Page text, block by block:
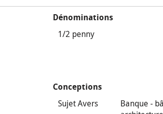
Dénominations
1/2 penny
Conceptions
Sujet Avers
Banque -